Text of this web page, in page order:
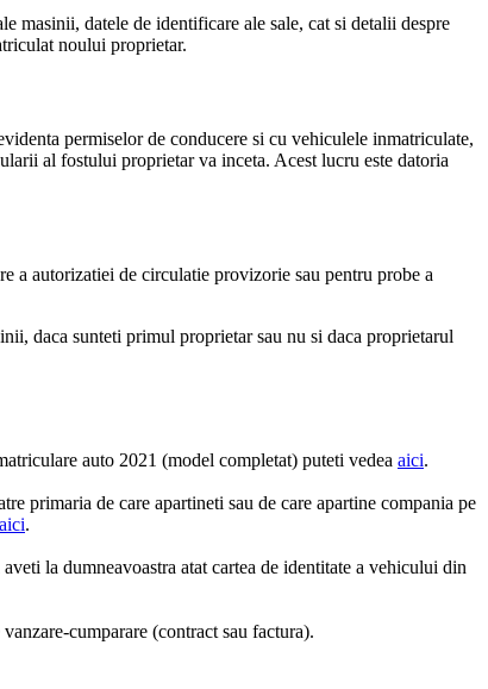
masinii, datele de identificare ale sale, cat si detalii despre
noului proprietar.
permiselor de conducere si cu vehiculele inmatriculate,
al fostului proprietar va inceta. Acest lucru este datoria
a autorizatiei de circulatie provizorie sau pentru probe a
daca sunteti primul proprietar sau nu si daca proprietarul
auto 2021 (model completat) puteti vedea aici.
primaria de care apartineti sau de care apartine compania pe
aici.
la dumneavoastra atat cartea de identitate a vehicului din
cumparare (contract sau factura).